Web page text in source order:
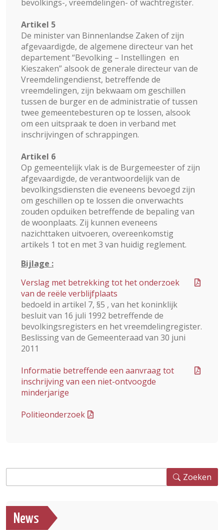
bevolkings-, vreemdelingen- of wachtregister.
Artikel 5
De minister van Binnenlandse Zaken of zijn
afgevaardigde, de algemene directeur van het
departement “Bevolking – Instellingen en
Kieszaken” alsook de generale directeur van de
Vreemdelingendienst, betreffende de
vreemdelingen, zijn bekwaam om geschillen
tussen de burger en de administratie of tussen
twee gemeentebesturen op te lossen, alsook
om een uitspraak te doen in verband met
inschrijvingen of schrappingen.
Artikel 6
Op gemeentelijk vlak is de Burgemeester of zijn
afgevaardigde, de verantwoordelijk van de
bevolkingsdiensten die eveneens bevoegd zijn
om geschillen op te lossen die onverwachts
zouden opduiken betreffende de bepaling van
de woonplaats. Zij kunnen eveneens
nazichttaken uitvoeren, overeenkomstig
artikels 1 tot en met 3 van huidig reglement.
Bijlage :
Verslag met betrekking tot het onderzoek
van de reële verblijfplaats
bedoeld in artikel 7, §5 , van het koninklijk
besluit van 16 juli 1992 betreffende de
bevolkingsregisters en het vreemdelingregister.
Beslissing van de Gemeenteraad van 30 juni
2011
Informatie betreffende een aanvraag tot
inschrijving van een niet-ontvoogde
minderjarige
Politieonderzoek
Zoeken
News